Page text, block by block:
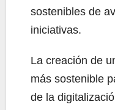
sostenibles de
iniciativas.
La creación de
más sostenible
de la